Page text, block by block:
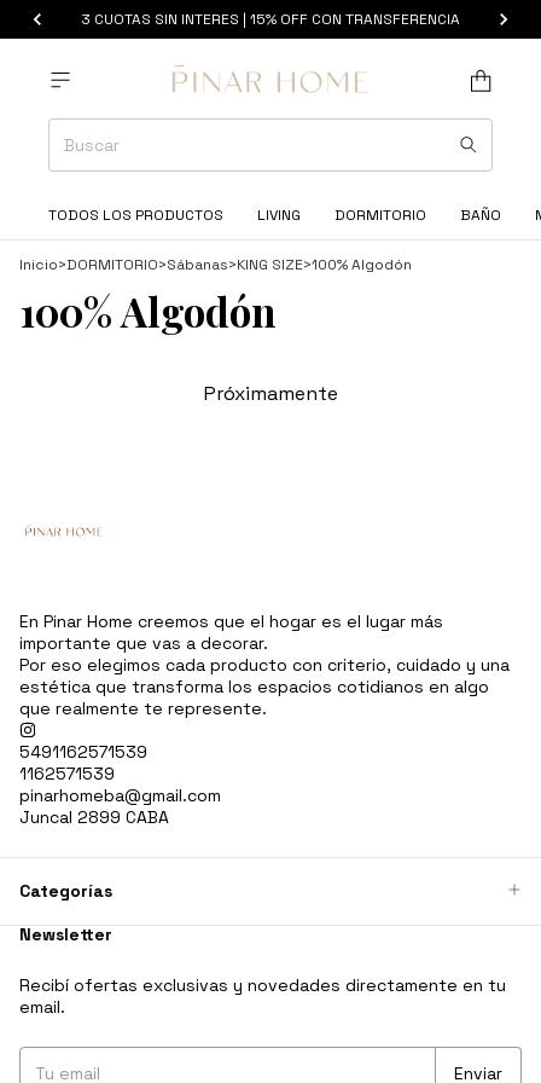
3 CUOTAS SIN INTERES | 15% OFF CON TRANSFERENCIA
TODOS LOS PRODUCTOS LIVING DORMITORIO BAÑO
Inicio>DORMITORIO>Sábanas>KING SIZE>100% Algodón
100% Algodón
Próximamente
En Pinar Home creemos que el hogar es el lugar más
importante que vas a decorar.
Por eso elegimos cada producto con criterio, cuidado y una
estética que transforma los espacios cotidianos en algo
que realmente te represente.
5491162571539
1162571539
pinarhomeba@gmail.com
Juncal 2899 CABA
Categorías
Newsletter
Recibí ofertas exclusivas y novedades directamente en tu
email.